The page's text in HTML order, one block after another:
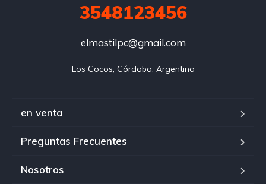
3548123456
elmastilpc@gmail.com
Los Cocos, Córdoba, Argentina
en venta
Preguntas Frecuentes
Nosotros